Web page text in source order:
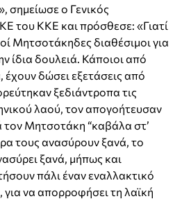
σημείωσε ο Γενικός
του ΚΚΕ και πρόσθεσε: «Γιατί
Μητσοτάκηδες διαθέσιμοι για
ίδια δουλειά. Κάποιοι από
έχουν δώσει εξετάσεις από
ξεδιάντροπα τις
λαού, τον απογοήτευσαν
τον Μητσοτάκη “καβάλα στ’
τους ανασύρουν ξανά, το
ξανά, μήπως και
πάλι έναν εναλλακτικό
να απορροφήσει τη λαϊκή